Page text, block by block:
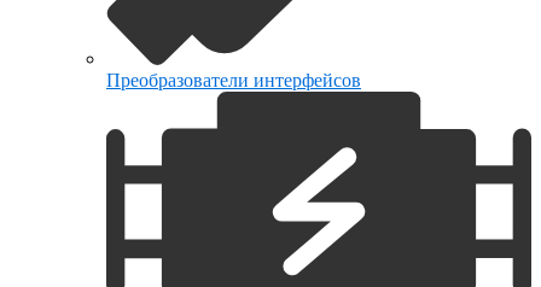
Преобразователи интерфейсов